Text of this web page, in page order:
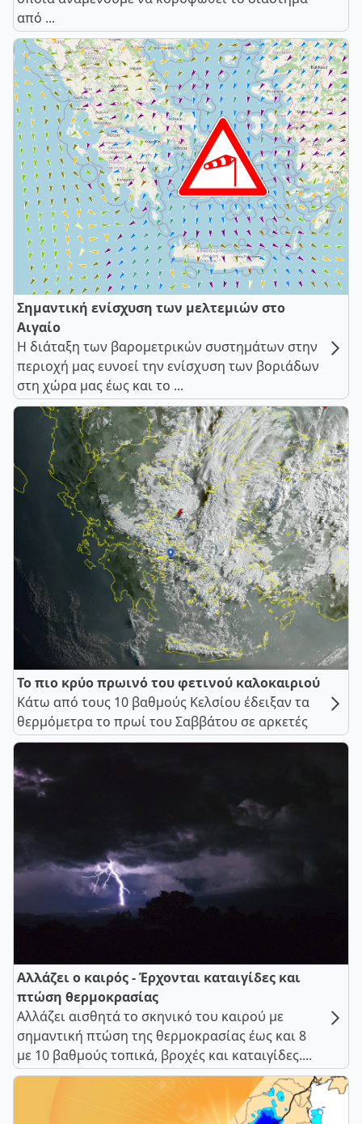
από ...
Σημαντική ενίσχυση των μελτεμιών στο
Αιγαίο
Η διάταξη των βαρομετρικών συστημάτων στην
περιοχή μας ευνοεί την ενίσχυση των βοριάδων
στη χώρα μας έως και το ...
Το πιο κρύο πρωινό του φετινού καλοκαιριού
Κάτω από τους 10 βαθμούς Κελσίου έδειξαν τα
θερμόμετρα το πρωί του Σαββάτου σε αρκετές
Αλλάζει ο καιρός - Έρχονται καταιγίδες και
πτώση θερμοκρασίας
Αλλάζει αισθητά το σκηνικό του καιρού με
σημαντική πτώση της θερμοκρασίας έως και 8
με 10 βαθμούς τοπικά, βροχές και καταιγίδες....